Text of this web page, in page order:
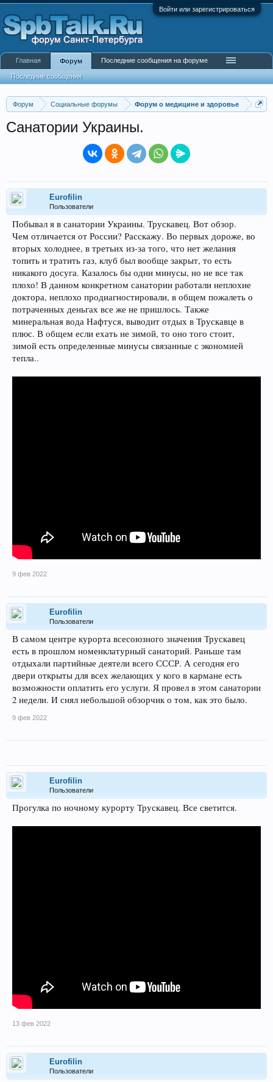
Войти или зарегистрироваться
Форум Социальные форумы Форум о медицине и здоровье
Санатории Украины.
Eurofilin
Пользователи
Побывал я в санатории Украины. Трускавец. Вот обзор.
Чем отличается от России? Расскажу. Во первых дороже, во
вторых холоднее, в третьих из-за того, что нет желания
топить и тратить газ, клуб был вообще закрыт, то есть
никакого досуга. Казалось бы одни минусы, но не все так
плохо! В данном конкретном санатории работали неплохие
доктора, неплохо продиагностировали, в общем пожалеть о
потраченных деньгах все же не пришлось. Также
минеральная вода Нафтуся, выводит отдых в Трускавце в
плюс. В общем если ехать не зимой, то оно того стоит,
зимой есть определенные минусы связанные с экономией
тепла..
9 фев 2022
Eurofilin
Пользователи
В самом центре курорта всесоюзного значения Трускавец
есть в прошлом номенклатурный санаторий. Раньше там
отдыхали партийные деятели всего СССР. А сегодня его
двери открыты для всех желающих у кого в кармане есть
возможности оплатить его услуги. Я провел в этом санатории
2 недели. И снял небольшой обзорчик о том, как это было.
9 фев 2022
Eurofilin
Пользователи
Прогулка по ночному курорту Трускавец. Все светится.
13 фев 2022
Eurofilin
Пользователи
Главная Форум
Последние сообщения
Последние сообщения на форуме